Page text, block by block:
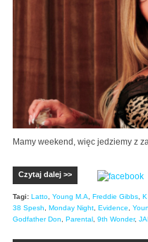
Mamy weekend, więc jedziemy z
Czytaj dalej >>
Tagi: Latto Young M.A Freddie Gibbs
38 Spesh
Monday Night Evidence
Godfather Don
Parental 9th Wonder,